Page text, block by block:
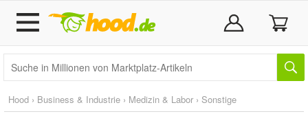
Hood › Business & Industrie › Medizin & Labor › Sonstige